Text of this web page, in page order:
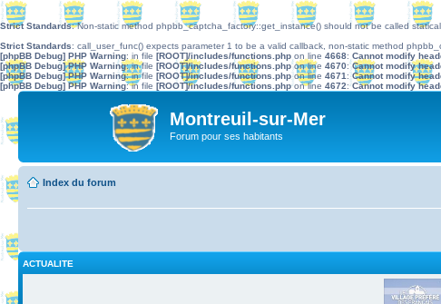
Strict Standards: Non-static method phpbb_captcha_factory::get_instance() should not be called
Strict Standards: call_user_func() expects parameter 1 to be a valid callback, non-static method
[phpBB Debug] PHP Warning: in file [ROOT]/includes/functions.php on line 4668: Cannot modify
[phpBB Debug] PHP Warning: in file [ROOT]/includes/functions.phpon line 4670:Cannot modify
[phpBB Debug] PHP Warning: in file [ROOT]/includes/functions.phpon line 4671 :Cannot modify
[phpBB Debug] PHP Warning: in file [ROOT]/includes/functions.phpon line 4672:Cannot modify
Montreuil-sur-Mer
Forum pour ses habitants
Index du forum
ACTUALITE